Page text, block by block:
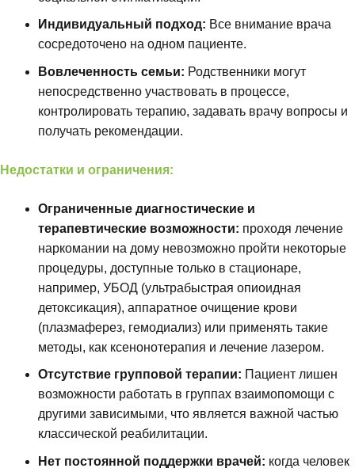
Индивидуальный подход: Все внимание врача
сосредоточено на одном пациенте.
Вовлеченность семьи: Родственники могут
непосредственно участвовать в процессе,
контролировать терапию, задавать врачу вопросы и
получать рекомендации.
Недостатки и ограничения:
Ограниченные диагностические и
терапевтические возможности: проходя лечение
наркомании на дому невозможно пройти некоторые
процедуры, доступные только в стационаре,
например, УБОД (ультрабыстрая опиоидная
детоксикация), аппаратное очищение крови
(плазмаферез, гемодиализ) или применять такие
методы, как ксенонотерапия и лечение лазером.
Отсутствие групповой терапии: Пациент лишен
возможности работать в группах взаимопомощи с
другими зависимыми, что является важной частью
классической реабилитации.
Нет постоянной поддержки врачей: когда человек